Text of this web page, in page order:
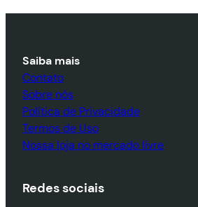
Saiba mais
Contato
Sobre nós
Política de Privacidade
Termos de Uso
Nossa loja no mercado livre
Redes sociais